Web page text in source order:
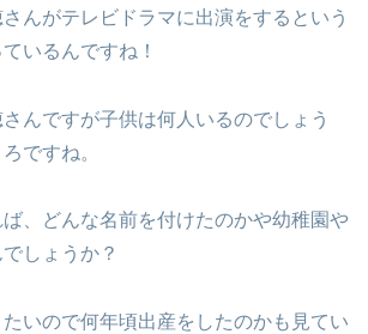
んがテレビドラマに出演をするという
いるんですね！
んですが子供は何人いるのでしょう
ですね。
、どんな名前を付けたのかや幼稚園や
しょうか？
いので何年頃出産をしたのかも見てい